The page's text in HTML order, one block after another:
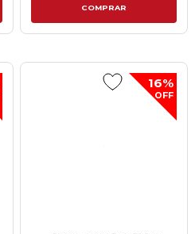
COMPRAR
16%
OFF